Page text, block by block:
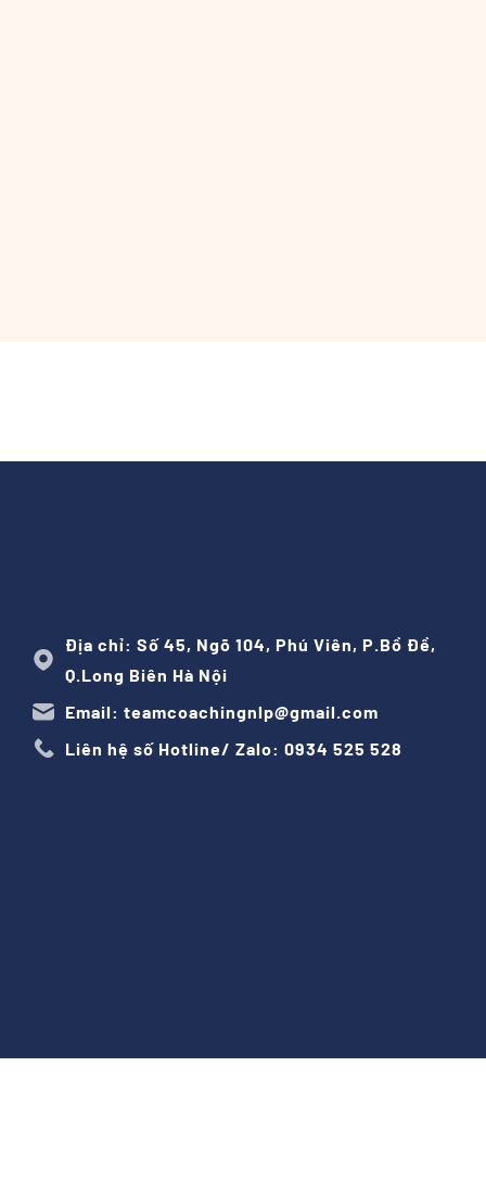
Địa chỉ: Số 45, Ngõ 104, Phú Viên, P.Bồ Đề,
Q.Long Biên Hà Nội
Email: teamcoachingnlp@gmail.com
Liên hệ số Hotline/ Zalo: 0934 525 528